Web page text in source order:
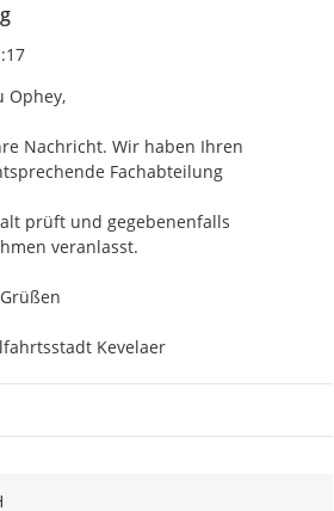
Ophey,
Nachricht. Wir haben Ihren
Fachabteilung
prüft und gegebenenfalls
veranlasst.
Kevelaer